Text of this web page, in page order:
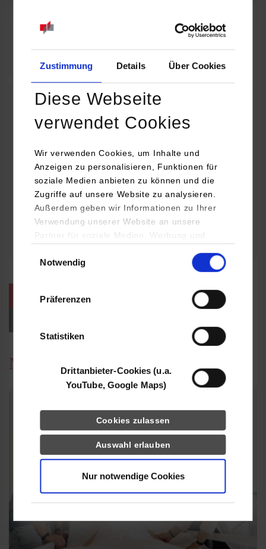
Zustimmung Details Über Cookies
Diese Webseite
verwendet Cookies
Wir verwenden Cookies, um Inhalte und
Anzeigen zu personalisieren, Funktionen für
soziale Medien anbieten zu können und die
Zugriffe auf unsere Website zu analysieren.
Außerdem geben wir Informationen zu Ihrer
Verwendung unserer Website an unsere
Partner für soziale Medien, Werbung und
YouTube, Google Maps) führen diese
Daten zusammen, die Sie ihnen bereitgestellt
haben oder die sie im Rahmen Ihrer Nutzung
Notwendig
Präferenzen
Statistiken
Drittanbieter-Cookies (u.a.
YouTube, Google Maps)
Cookies zulassen
Auswahl erlauben
Nur notwendige Cookies
Online INDIS-Infoveranstaltung für Studierende
Zum Event
Technologietag: Clean Urban Transportation –
nachhaltige Mobilität im (sub)urbanen Umfeld
16.09.2026 - 17.09.2026
Im Mittelpunkt stehen elektrische Antriebe, moderne
Batterietechnologien und innovative Fahrzeugkonzepte für
nachhaltige Mobilität in Stadt und…
weitere Veranstaltungen / Termine
News